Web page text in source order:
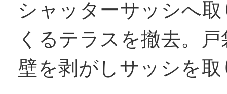
シャッターサッシへ
くるテラスを撤去。
壁を剥がしサッシを